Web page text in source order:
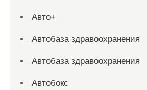
Авто+
Автобаза здравоохранения
Автобаза здравоохранения
Автобокс